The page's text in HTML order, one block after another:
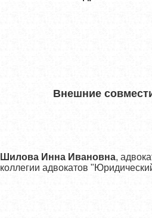
Внешние
Шилова Инна Ивановна,
коллегии адвокатов